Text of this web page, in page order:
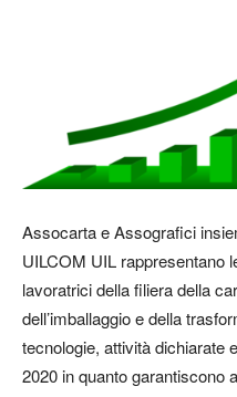
Assocarta e Assografici
UILCOM UIL rappresentano
lavoratrici della filiera della
dell’imballaggio e della
tecnologie, attività dichiarate
2020 in quanto garantiscono